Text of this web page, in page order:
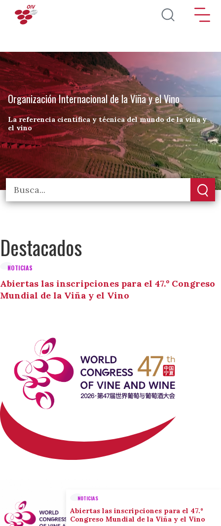
Pasar al contenido principal
Organización Internacional de la Viña y el Vino
La referencia científica y técnica del mundo de la viña y
el vino
Destacados
NOTICIAS
Abiertas las inscripciones para el 47.º Congreso
Mundial de la Viña y el Vino
NOTICIAS
Abiertas las inscripciones para el 47.º
Congreso Mundial de la Viña y el Vino